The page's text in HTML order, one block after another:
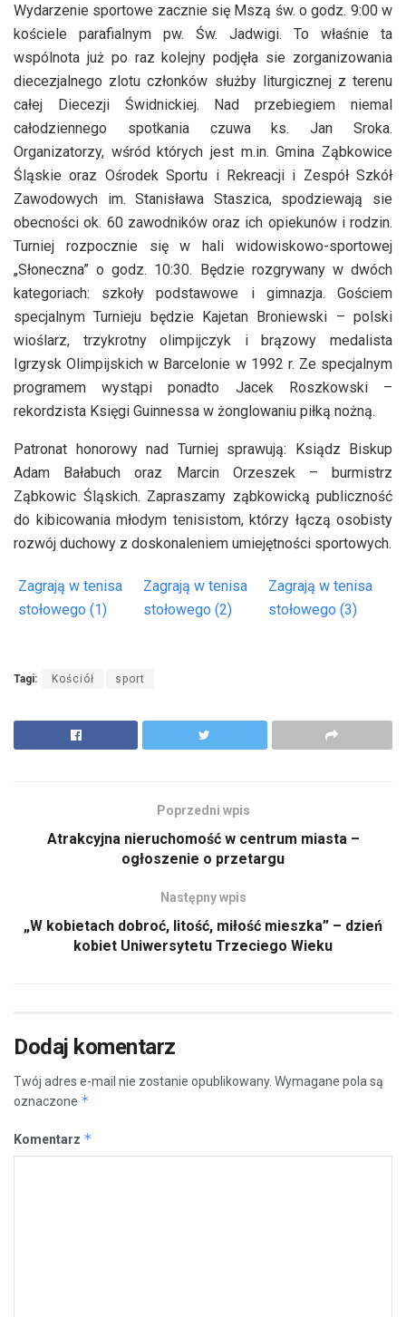
Wydarzenie sportowe zacznie się Mszą św. o godz. 9:00 w
kościele parafialnym pw. Św. Jadwigi. To właśnie ta
wspólnota już po raz kolejny podjęła sie zorganizowania
diecezjalnego zlotu członków służby liturgicznej z terenu
całej Diecezji Świdnickiej. Nad przebiegiem niemal
całodziennego spotkania czuwa ks. Jan Sroka.
Organizatorzy, wśród których jest m.in. Gmina Ząbkowice
Śląskie oraz Ośrodek Sportu i Rekreacji i Zespół Szkół
Zawodowych im. Stanisława Staszica, spodziewają sie
obecności ok. 60 zawodników oraz ich opiekunów i rodzin.
Turniej rozpocznie się w hali widowiskowo-sportowej
„Słoneczna” o godz. 10:30. Będzie rozgrywany w dwóch
kategoriach: szkoły podstawowe i gimnazja. Gościem
specjalnym Turnieju będzie Kajetan Broniewski – polski
wioślarz, trzykrotny olimpijczyk i brązowy medalista
Igrzysk Olimpijskich w Barcelonie w 1992 r. Ze specjalnym
programem wystąpi ponadto Jacek Roszkowski –
rekordzista Księgi Guinnessa w żonglowaniu piłką nożną.
Patronat honorowy nad Turniej sprawują: Ksiądz Biskup
Adam Bałabuch oraz Marcin Orzeszek – burmistrz
Ząbkowic Śląskich. Zapraszamy ząbkowicką publiczność
do kibicowania młodym tenisistom, którzy łączą osobisty
rozwój duchowy z doskonaleniem umiejętności sportowych.
Zagrają w tenisa
stołowego (1)
Zagrają w tenisa
stołowego (2)
Zagrają w tenisa
stołowego (3)
Tagi: Kościół sport
Poprzedni wpis
Atrakcyjna nieruchomość w centrum miasta –
ogłoszenie o przetargu
Następny wpis
„W kobietach dobroć, litość, miłość mieszka” – dzień
kobiet Uniwersytetu Trzeciego Wieku
Dodaj komentarz
Twój adres e-mail nie zostanie opublikowany. Wymagane pola są
oznaczone *
Komentarz *